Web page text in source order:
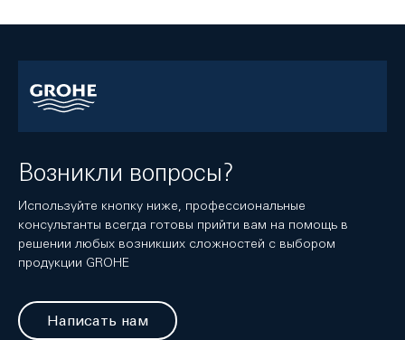
Возникли вопросы?
Используйте кнопку ниже, профессиональные
консультанты всегда готовы прийти вам на помощь в
решении любых возникших сложностей с выбором
продукции GROHE
Написать нам